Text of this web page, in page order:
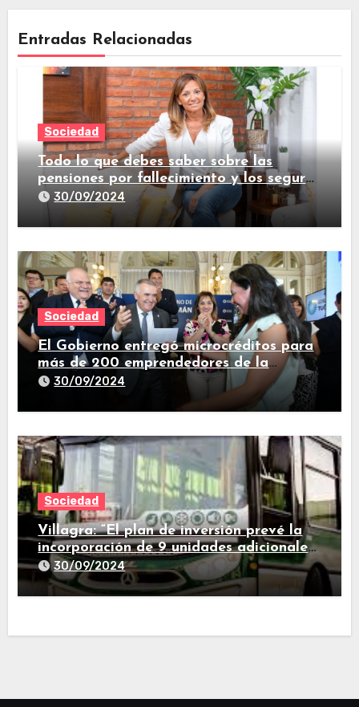
Entradas Relacionadas
Sociedad
Todo lo que debes saber sobre las
pensiones por fallecimiento y los seguros
de vida
30/09/2024
Sociedad
El Gobierno entregó microcréditos para
más de 200 emprendedores de la
provincia
30/09/2024
Sociedad
Villagra: “El plan de inversión prevé la
incorporación de 9 unidades adicionales
para 2025″
30/09/2024